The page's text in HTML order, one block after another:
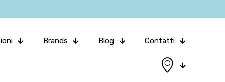
Brands Blog Contatti